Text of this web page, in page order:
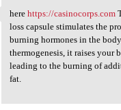
here https://
here https://casinocorps.com
loss capsule stimulates the
burning hormones in the
thermogenesis, it raises your
leading to the burning of
fat.